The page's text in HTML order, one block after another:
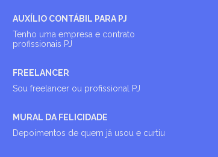
AUXÍLIO CONTÁBIL PARA PJ
Tenho uma empresa e contrato
profissionais PJ
FREELANCER
Sou freelancer ou profissional PJ
MURAL DA FELICIDADE
Depoimentos de quem já usou e curtiu